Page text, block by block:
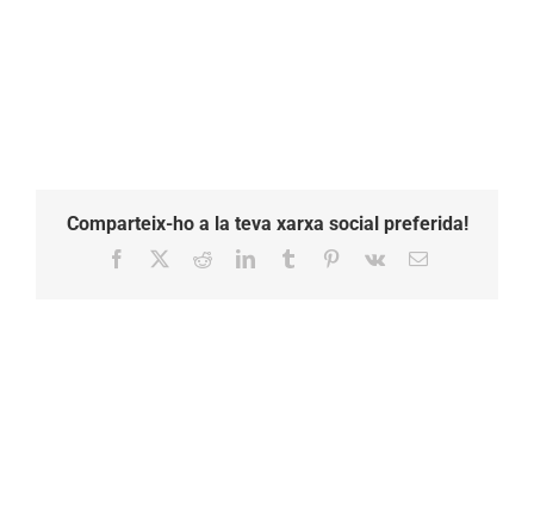
Comparteix-ho a la teva xarxa social preferida!
Facebook RedditLinkedInTumblr Pinterest
Vk Email: